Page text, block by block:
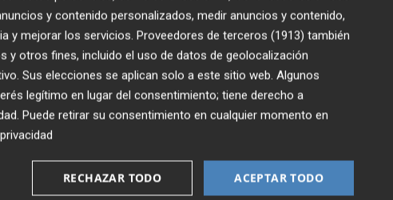
traen su directo a Castelló
"Castelló se quedaba sin salas y
y contenido personalizados, medir anuncios y contenido,
y mejorar los servicios. Proveedores de terceros (1913) también
y otros fines, incluido el uso de datos de geolocalización
Sus elecciones se aplican solo a este sitio web. Algunos
legítimo en lugar del consentimiento; tiene derecho a
. Puede retirar su consentimiento en cualquier momento en
ACEPTAR TODO
RECHAZAR TODO